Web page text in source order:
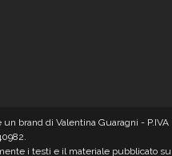
un brand di Valentina Guaragni - P.IVA
i testi e il materiale pubblicato su